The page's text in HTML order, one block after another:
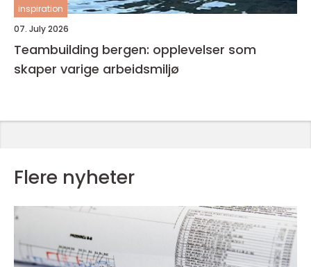
inspiration
07. July 2026
Teambuilding bergen: opplevelser som
skaper varige arbeidsmiljø
Flere nyheter